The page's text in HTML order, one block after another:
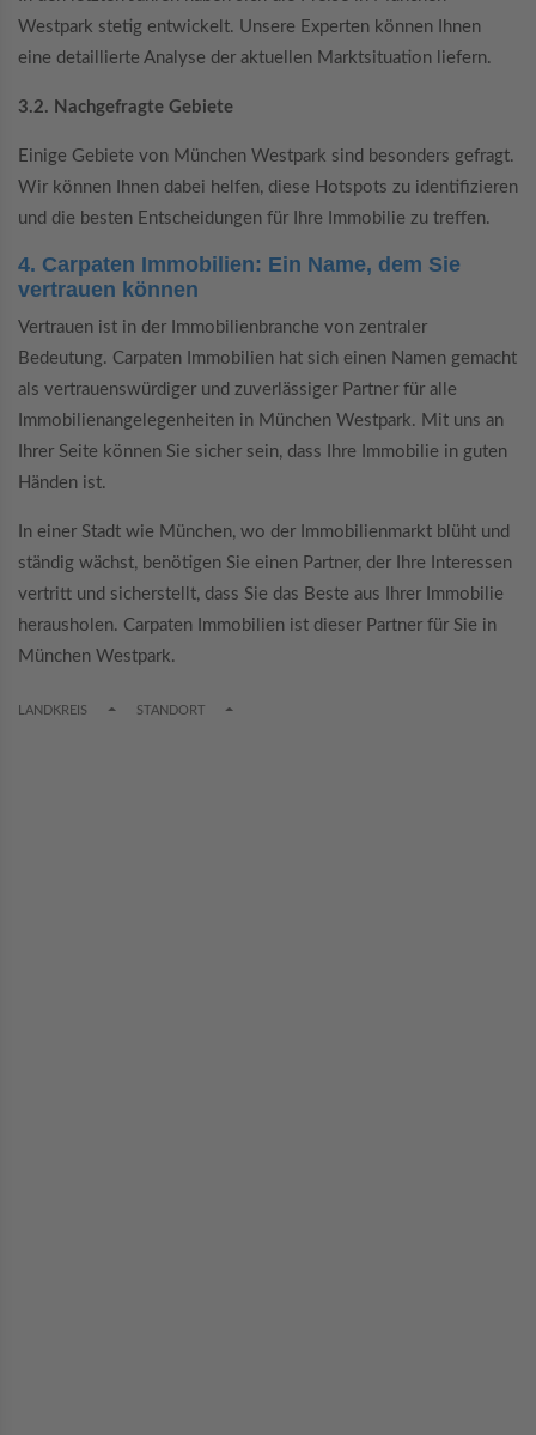
Westpark stetig entwickelt. Unsere Experten können Ihnen
eine detaillierte Analyse der aktuellen Marktsituation liefern.
3.2. Nachgefragte Gebiete
Einige Gebiete von München Westpark sind besonders gefragt.
Wir können Ihnen dabei helfen, diese Hotspots zu identifizieren
und die besten Entscheidungen für Ihre Immobilie zu treffen.
4. Carpaten Immobilien: Ein Name, dem Sie
vertrauen können
Vertrauen ist in der Immobilienbranche von zentraler
Bedeutung. Carpaten Immobilien hat sich einen Namen gemacht
als vertrauenswürdiger und zuverlässiger Partner für alle
Immobilienangelegenheiten in München Westpark. Mit uns an
Ihrer Seite können Sie sicher sein, dass Ihre Immobilie in guten
Händen ist.
In einer Stadt wie München, wo der Immobilienmarkt blüht und
ständig wächst, benötigen Sie einen Partner, der Ihre Interessen
vertritt und sicherstellt, dass Sie das Beste aus Ihrer Immobilie
herausholen. Carpaten Immobilien ist dieser Partner für Sie in
München Westpark.
LANDKREIS TOGGLE DROPDOWN
STANDORT TOGGLE DROPDOWN